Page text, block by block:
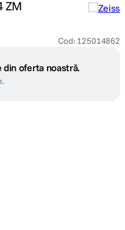
ZM
Cod: 125014862
oferta noastră.